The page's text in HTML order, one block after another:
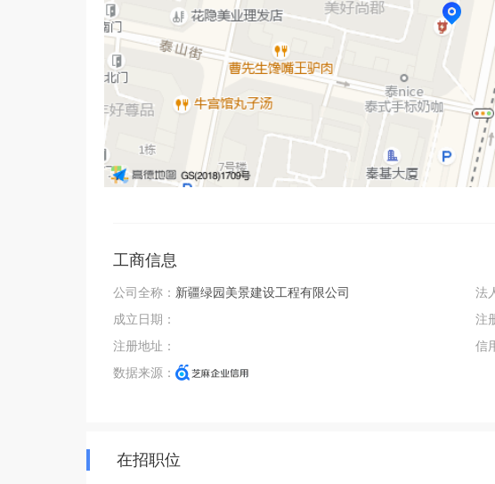
工商信息
公司全称： 新疆绿园美景建设工程有限公司
成立日期：
注册地址：
数据来源：
法
注
信
在招职位